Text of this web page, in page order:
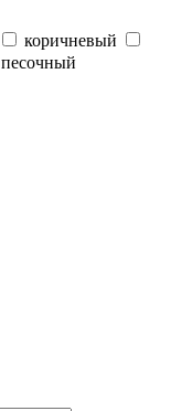
коричневый
песочный